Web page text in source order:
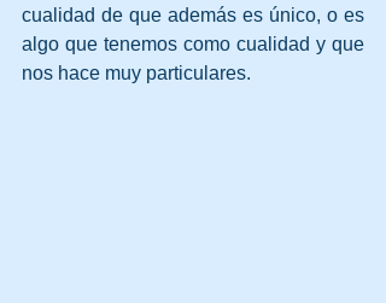
cualidad de que además es único, o es
algo que tenemos como cualidad y que
nos hace muy particulares.